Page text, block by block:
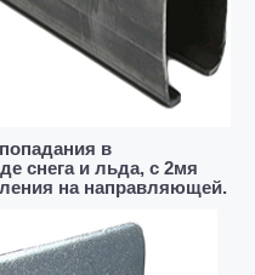
в
снега и льда, с 2мя
на направляющей.